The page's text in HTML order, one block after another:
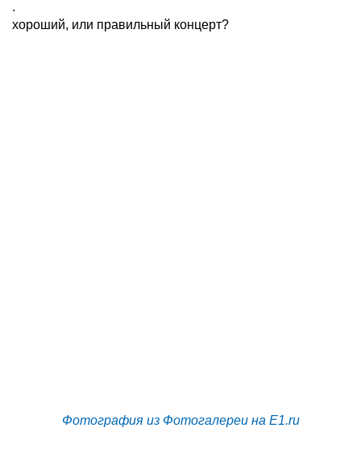
.
хороший, или правильный концерт?
Фотография из Фотогалереи на E1.ru